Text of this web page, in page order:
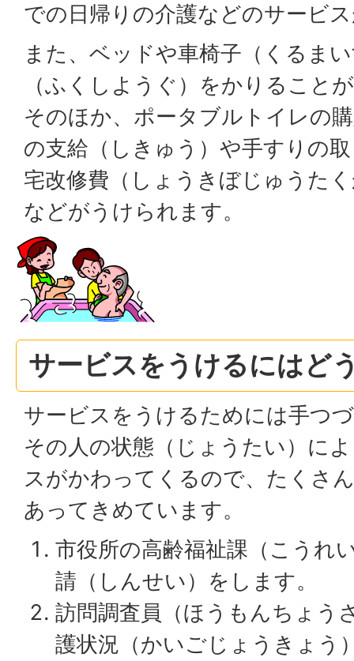
での日帰りの介護などのサービ
また、ベッドや車椅子（くるま
（ふくしようぐ）をかりること
そのほか、ポータブルトイレの
の支給（しきゅう）や手すりの
宅改修費（しょうきぼじゅうた
などがうけられます。
サービスをうけるにはど
サービスをうけるためには手つ
その人の状態（じょうたい）に
スがかわってくるので、たくさ
あってきめています。
市役所の高齢福祉課（こうれ
請（しんせい）をします。
訪問調査員（ほうもんちょう
護状況（かいごじょうきょう